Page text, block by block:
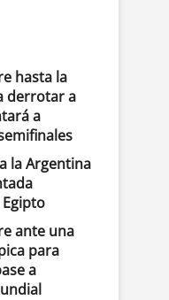
hasta la
derrotar a
a
la Argentina
ante una
para
a